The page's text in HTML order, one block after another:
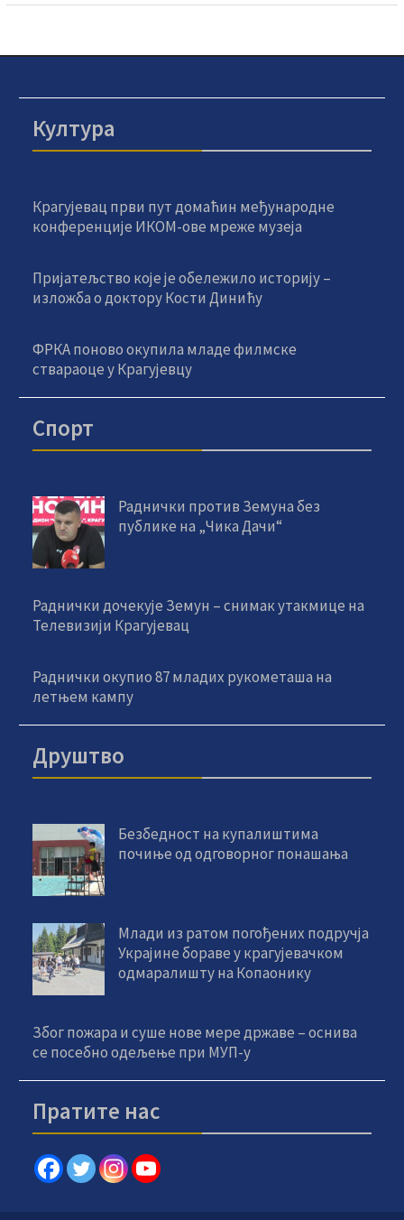
Култура
Крагујевац први пут домаћин међународне
конференције ИКОМ-ове мреже музеја
Пријатељство које је обележило историју –
изложба о доктору Кости Динићу
ФРКА поново окупила младе филмске
ствараоце у Крагујевцу
Спорт
Раднички против Земуна без
публике на „Чика Дачи“
Раднички дочекује Земун – снимак утакмице на
Телевизији Крагујевац
Раднички окупио 87 младих рукометаша на
летњем кампу
Друштво
Безбедност на купалиштима
почиње од одговорног понашања
Млади из ратом погођених подручја
Украјине бораве у крагујевачком
одмаралишту на Копаонику
Због пожара и суше нове мере државе – оснива
се посебно одељење при МУП-у
Пратите нас